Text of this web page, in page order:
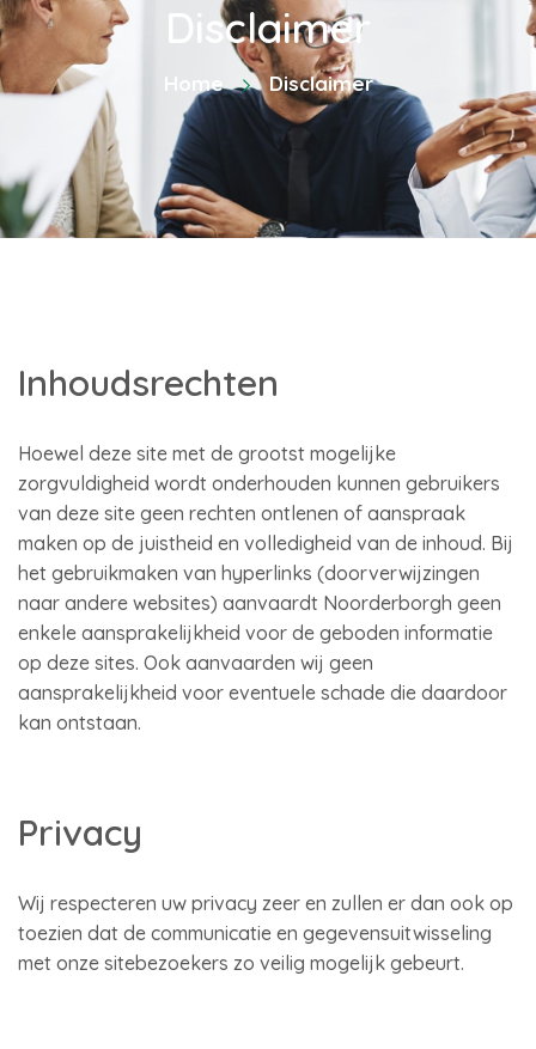
Disclaimer
Home Disclaimer
Inhoudsrechten
Hoewel deze site met de grootst mogelijke
zorgvuldigheid wordt onderhouden kunnen gebruikers
van deze site geen rechten ontlenen of aanspraak
maken op de juistheid en volledigheid van de inhoud. Bij
het gebruikmaken van hyperlinks (doorverwijzingen
naar andere websites) aanvaardt Noorderborgh geen
enkele aansprakelijkheid voor de geboden informatie
op deze sites. Ook aanvaarden wij geen
aansprakelijkheid voor eventuele schade die daardoor
kan ontstaan.
Privacy
Wij respecteren uw privacy zeer en zullen er dan ook op
toezien dat de communicatie en gegevensuitwisseling
met onze sitebezoekers zo veilig mogelijk gebeurt.